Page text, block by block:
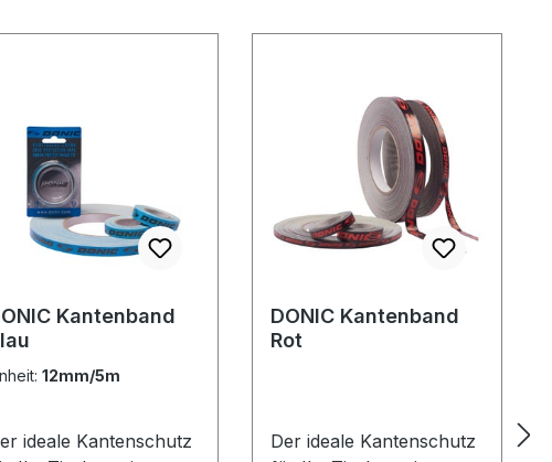
Kantenband
12mm/5m
ideale Kantenschutz
DONIC Kantenband
Rot
Der ideale Kantenschutz